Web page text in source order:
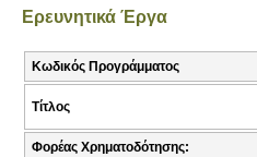
Ερευνητικά Έργα
Κωδικός Προγράμματος
Τίτλος
Φορέας Χρηματοδότησης: